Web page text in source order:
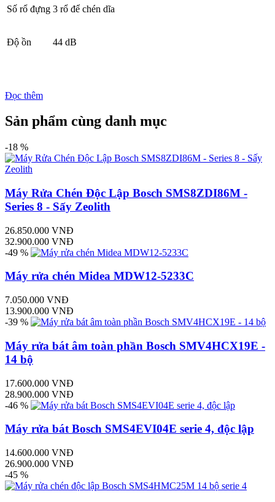
Số rổ đựng 3 rổ để chén dĩa
Độ ồn 44 dB
Đọc thêm
Sản phẩm cùng danh mục
-18 %
Máy Rửa Chén Độc Lập Bosch SMS8ZDI86M -
Series 8 - Sấy Zeolith
26.850.000 VNĐ
32.900.000 VNĐ
-49 %
Máy rửa chén Midea MDW12-5233C
7.050.000 VNĐ
13.900.000 VNĐ
-39 %
Máy rửa bát âm toàn phần Bosch SMV4HCX19E -
14 bộ
17.600.000 VNĐ
28.900.000 VNĐ
-46 %
Máy rửa bát Bosch SMS4EVI04E serie 4, độc lập
14.600.000 VNĐ
26.900.000 VNĐ
-45 %